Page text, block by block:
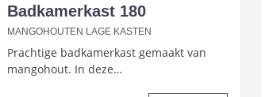
Badkamerkast 180
MANGOHOUTEN LAGE KASTEN
Prachtige badkamerkast gemaakt van
mangohout. In deze…